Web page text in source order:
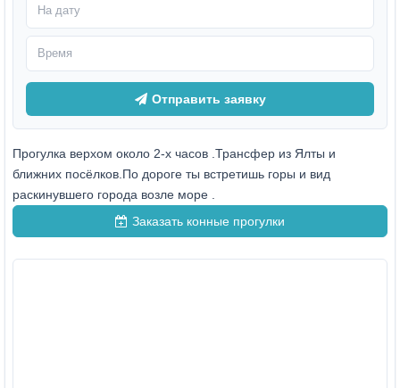
Отправить заявку
Прогулка верхом около 2-х часов .Трансфер из Ялты и
ближних посёлков.По дороге ты встретишь горы и вид
раскинувшего города возле море .
Заказать конные прогулки